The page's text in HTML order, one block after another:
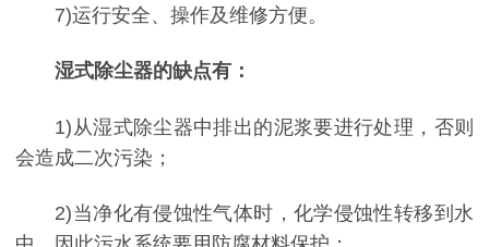
7)运行安全、操作及维修方便。
湿式除尘器的缺点有：
1)从湿式除尘器中排出的泥浆要进行处理，否则
会造成二次污染；
2)当净化有侵蚀性气体时，化学侵蚀性转移到水